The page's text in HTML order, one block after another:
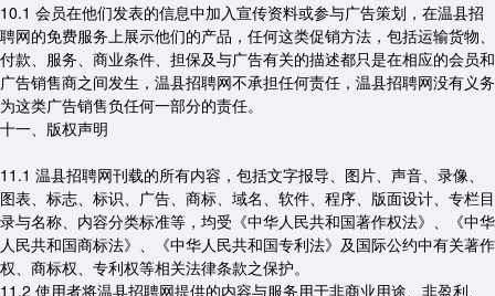
10.1 会员在他们发表的信息中加入宣传资料或参与广告策划，在温县招
聘网的免费服务上展示他们的产品，任何这类促销方法，包括运输货物、
付款、服务、商业条件、担保及与广告有关的描述都只是在相应的会员和
广告销售商之间发生，温县招聘网不承担任何责任，温县招聘网没有义务
为这类广告销售负任何一部分的责任。
十一、版权声明
11.1 温县招聘网刊载的所有内容，包括文字报导、图片、声音、录像、
图表、标志、标识、广告、商标、域名、软件、程序、版面设计、专栏目
录与名称、内容分类标准等，均受《中华人民共和国著作权法》、《中华
人民共和国商标法》、《中华人民共和国专利法》及国际公约中有关著作
权、商标权、专利权等相关法律条款之保护。
11.2 使用者将温县招聘网提供的内容与服务用于非商业用途、非盈利、